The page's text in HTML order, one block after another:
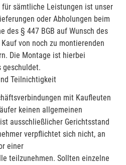
sämtliche Leistungen ist unser
oder Abholungen beim
des § 447 BGB auf Wunsch des
von noch zu montierenden
Die Montage ist hierbei
geschuldet.
Teilnichtigkeit
mit Kaufleuten
keinen allgemeinen
ausschließlicher Gerichtsstand
verpflichtet sich nicht, an
einer
teilzunehmen. Sollten einzelne